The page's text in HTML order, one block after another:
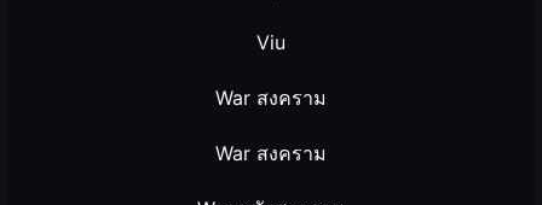
Viu
War สงคราม
War สงคราม